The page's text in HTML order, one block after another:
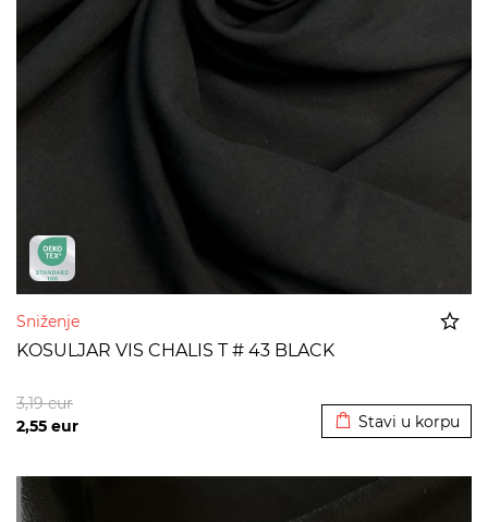
Sniženje
KOSULJAR VIS CHALIS T # 43 BLACK
2,55 eur
3,19eur
Stavi u korpu